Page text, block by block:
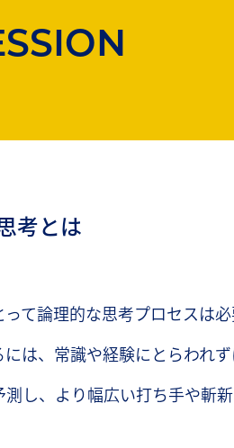
考とは
て論理的な思考プロセスは
は、常識や経験にとらわれ
測し、より幅広い打ち手や斬